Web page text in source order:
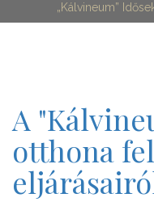
„Kálvineum”
A
otthona